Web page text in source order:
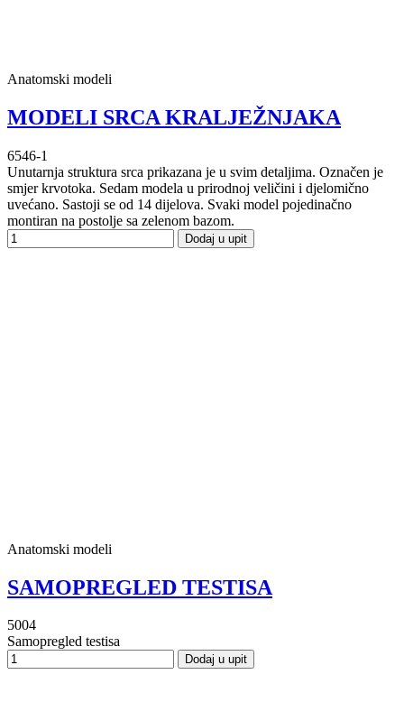
Anatomski modeli
MODELI SRCA KRALJEŽNJAKA
6546-1
Unutarnja struktura srca prikazana je u svim detaljima. Označen je
smjer krvotoka. Sedam modela u prirodnoj veličini i djelomično
uvećano. Sastoji se od 14 dijelova. Svaki model pojedinačno
montiran na postolje sa zelenom bazom.
Dodaj u upit
Anatomski modeli
SAMOPREGLED TESTISA
5004
Samopregled testisa
Dodaj u upit